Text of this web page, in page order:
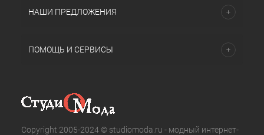
НАШИ ПРЕДЛОЖЕНИЯ
ПОМОЩЬ И СЕРВИСЫ
Copyright 2005-2024 © studiomoda.ru - модный интернет-